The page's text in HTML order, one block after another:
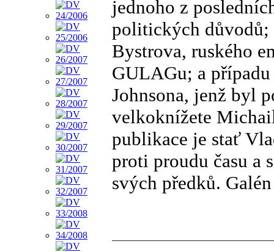
jednoho z
politických
Bystrova, ruského
GULAGu; a
Johnsona, jenž byl
velkoknížete
publikace je stať
proti proudu času a
svých předků.